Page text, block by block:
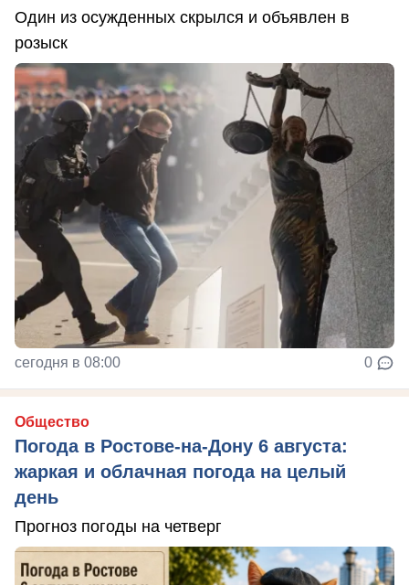
Один из осужденных скрылся и объявлен в
розыск
сегодня в 08:00 0
Общество
Погода в Ростове-на-Дону 6 августа:
жаркая и облачная погода на целый
день
Прогноз погоды на четверг